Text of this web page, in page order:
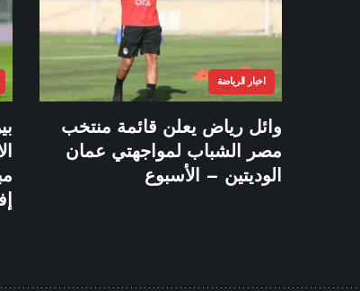
اخبار الرياضة
وائل رياض يعلن قائمة منتخب
مصر الشباب لمواجهتي عمان
الوديتين – الأسبوع